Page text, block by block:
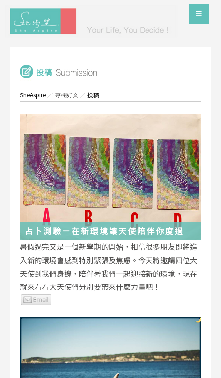
SheAspire ／專欄好文 ／投稿
占卜測驗－在新環境讓天使陪伴你度過
暑假過完又是一個新學期的開始，相信很多朋友即將進
入新的環境會感到特別緊張及焦慮。今天將邀請四位大
天使到我們身邊，陪伴著我們一起迎接新的環境，現在
就來看看大天使們分別要帶來什麼力量吧！